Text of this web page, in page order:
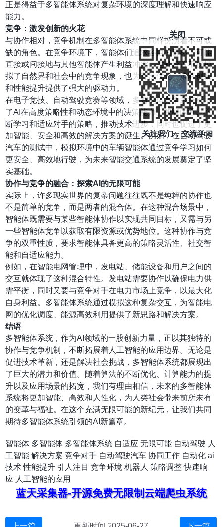
正是得益于多智能体系统对复杂环境的深度理解和快速响应
能力。
竞争：激发创新的火花
与协作相对，竞争机制在多智能体系统中同样扮演着不可或
缺的角色。在竞争环境下，智能体们追求各自的目标，可能
直接或间接地与其他智能体产生利益冲突。这种设置不仅模
拟了自然界和社会中的竞争现象，也为算法优化、策略创新
和性能提升提供了强大的驱动力。
在电子竞技、自动驾驶竞赛等领域，多智能体竞争系统展示
了AI在高度策略性和动态环境中的决策能力。智能体通过不
断学习和适应对手的策略，推动技术进步，同时也促进了更
加智能、安全和高效的解决方案的诞生。例如，在自动驾驶
汽车的测试中，模拟环境中的车辆智能体通过竞争学习如何
更安全、高效地行驶，为未来智能交通系统的发展奠定了坚
实基础。
协作与竞争的融合：探索AI的无限可能
实际上，许多现实世界的复杂问题往往既不是纯粹的协作也
不是简单的竞争，而是两者的混合体。在这种混合场景中，
智能体既需要与某些智能体协作以实现共同目标，又需与另
一些智能体竞争以获取有限资源或优势地位。这种协作与竞
争的双重性质，要求智能体具备更高的策略灵活性、社交智
能和自适应能力。
例如，在智能电网管理中，发电站、储能设备和用户之间的
交互就体现了这种混合特性。发电站需要协作以确保电力供
需平衡，同时又要与竞争对手在电力市场上竞争，以最大化
自身利益。多智能体系统通过模拟这种复杂交互，为智能电
网的优化调度、能源高效利用提供了新思路和解决方案。
结语
多智能体系统，作为AI领域的一股创新力量，正以其独特的
协作与竞争机制，不断拓展着人工智能的应用边界。无论是
促进技术革新，还是解决社会挑战，多智能体系统都展现出
了巨大的潜力和价值。随着算法的不断优化、计算能力的提
升以及应用场景的拓宽，我们有理由相信，未来的多智能体
系统将更加智能、高效和人性化，为人类社会带来前所未有
的变革与福祉。在这个充满无限可能的新纪元，让我们共同
期待多智能体系统引领的AI新篇章。
智能体 多智能体 多智能体系统 自适应 无限可能 自动驾驶 人
工智能 解决方案 竞争对手 自动驾驶汽车 协同工作 自动化 ai
技术 性能提升 引人注目 竞争环境 机器人 策略调整 快速响
应 人工智能的应用
蓝天采集器-开源免费无限制云端爬虫系统
关闭
关注我们，交流学习